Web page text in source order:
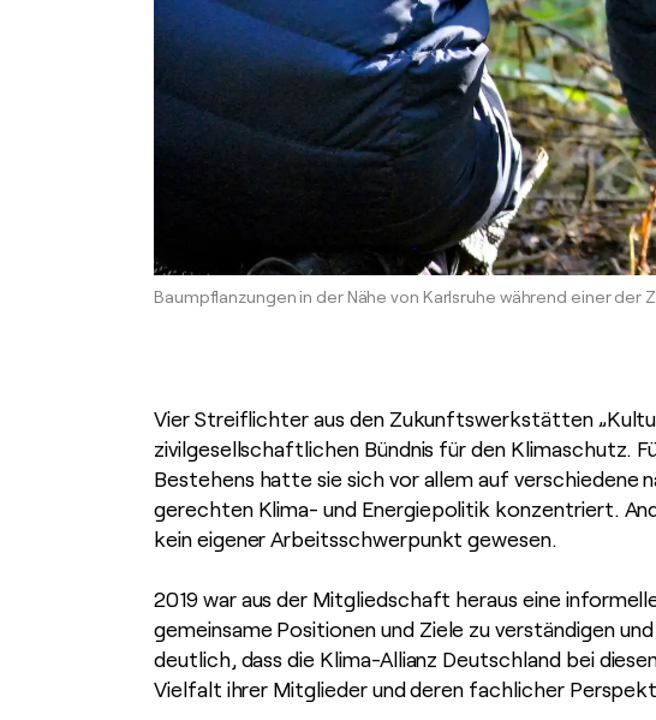
Baumpflanzungen in der Nähe von Karlsruhe während einer der
Vier Streiflichter aus den Zukunftswerkstätten
zivilgesellschaftlichen Bündnis für den Klimaschutz.
Bestehens hatte sie sich vor allem auf verschiedene
gerechten Klima- und Energiepolitik konzentriert.
kein eigener Arbeitsschwerpunkt gewesen.
2019 war aus der Mitgliedschaft heraus eine
gemeinsame Positionen und Ziele zu verständigen und
deutlich, dass die Klima-Allianz Deutschland bei
Vielfalt ihrer Mitglieder und deren fachlicher